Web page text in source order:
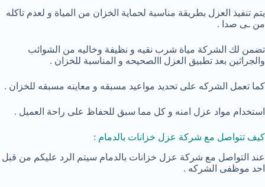
يتم تنفيذ العزل بطريقة مناسبة لحماية الخزان من المياة و لعدم تاكله
من ـى صدا .
تضمن لك الشركة مياة شرب نقيه و نظيفة وخاليه من الشوائب
والجراثين بعد تطبيق العزل االصحيحه و المناسبة للخزان .
كما تعمل الشركه على تحديد مواعيد مسبقه و معاينه مسبقه للخزان .
استخدام مواد عزل امنه و كل مما سبق للحفاظ على راحة العميل .
كيف تتواصل مع شركة عزل خزانات بالدمام :
عند التواصل مع شركة عزل خزانات بالدمام سيتم الرد عليكم من قبل
احد موظفى الشركه .